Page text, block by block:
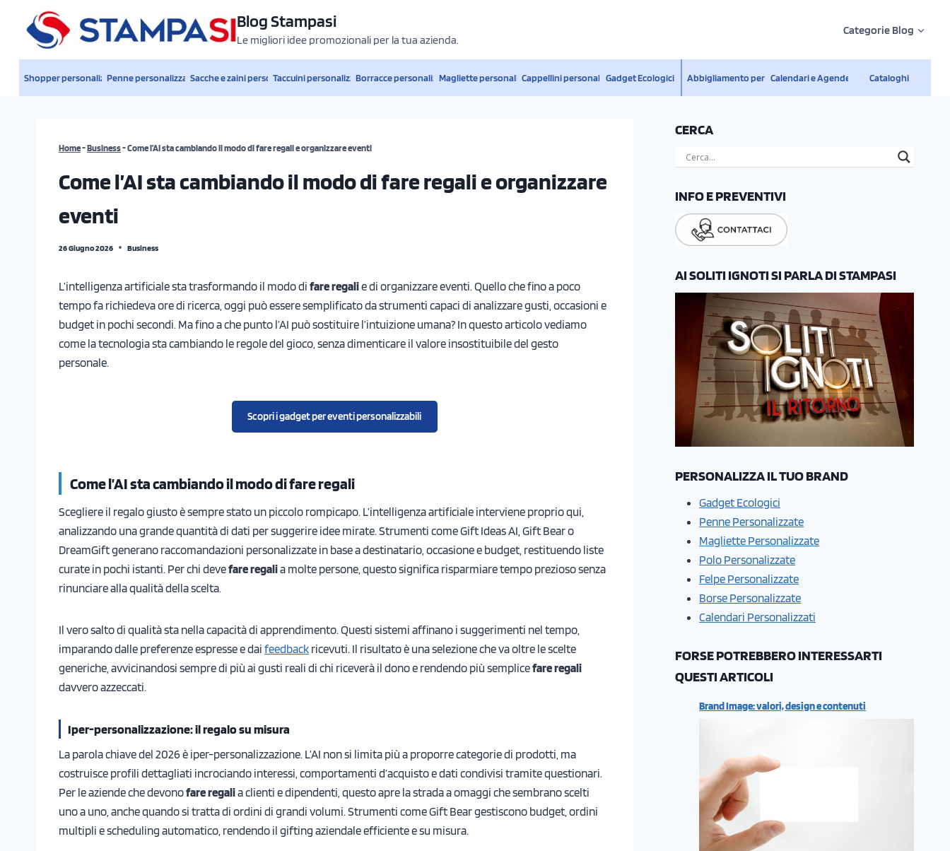
contenuto
Blog Stampasi
Le migliori idee promozionali per la tua azienda.
Categorie Blog
Shopper personalizzatePenne personalizzateSacche e zaini personalizzatiTaccuini personalizzatiBorracce personalizzateMagliette personalizzateCappellini personalizzatiGadget Ecologici Abbigliamento personalizzato
Calendari e Agende Cataloghi
Home-Business-Come l’AI sta cambiando il modo di fare regali e organizzare eventi
Come l’AI sta cambiando il modo di fare regali e organizzare
eventi
26 Giugno 2026 Business
L’intelligenza artificiale sta trasformando il modo di fare regalie di organizzare eventi. Quello che fino a poco
tempo fa richiedeva ore di ricerca, oggi può essere semplificato da strumenti capaci di analizzare gusti, occasioni e
budget in pochi secondi. Ma fino a che punto l’AI può sostituire l’intuizione umana? In questo articolo vediamo
come la tecnologia sta cambiando le regole del gioco, senza dimenticare il valore insostituibile del gesto
personale.
Scopri i gadget per eventi personalizzabili
Come l’AI sta cambiando il modo di fare regali
Scegliere il regalo giusto è sempre stato un piccolo rompicapo. L’intelligenza artificiale interviene proprio qui,
analizzando una grande quantità di dati per suggerire idee mirate. Strumenti come Gift Ideas AI, Gift Bear o
DreamGift generano raccomandazioni personalizzate in base a destinatario, occasione e budget, restituendo liste
curate in pochi istanti. Per chi devefare regalia molte persone, questo significa risparmiare tempo prezioso senza
rinunciare alla qualità della scelta.
Il vero salto di qualità sta nella capacità di apprendimento. Questi sistemi affinano i suggerimenti nel tempo,
imparando dalle preferenze espresse e dai feedback ricevuti. Il risultato è una selezione che va oltre le scelte
generiche, avvicinandosi sempre di più ai gusti reali di chi riceverà il dono e rendendo più semplicefare regali
davvero azzeccati.
Iper-personalizzazione: il regalo su misura
La parola chiave del 2026 è iper-personalizzazione. L’AI non si limita più a proporre categorie di prodotti, ma
costruisce profili dettagliati incrociando interessi, comportamenti d’acquisto e dati condivisi tramite questionari.
Per le aziende che devonofare regalia clienti e dipendenti, questo apre la strada a omaggi che sembrano scelti
uno a uno, anche quando si tratta di ordini di grandi volumi. Strumenti come Gift Bear gestiscono budget, ordini
multipli e scheduling automatico, rendendo il gifting aziendale efficiente e su misura.
CERCA
INFO E PREVENTIVI
AI SOLITI IGNOTI SI PARLA DI STAMPASI
PERSONALIZZA IL TUO BRAND
Gadget Ecologici
Penne Personalizzate
Magliette Personalizzate
Polo Personalizzate
Felpe Personalizzate
Borse Personalizzate
Calendari Personalizzati
FORSE POTREBBERO INTERESSARTI
QUESTI ARTICOLI
Brand Image: valori, design e contenuti